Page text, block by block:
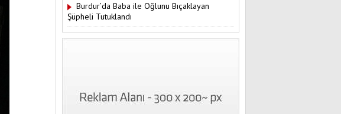
Burdur’da Baba ile Oğlunu Bıçaklayan
Şüpheli Tutuklandı